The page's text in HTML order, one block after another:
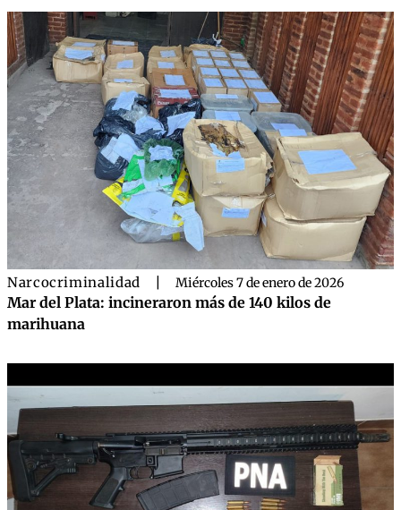
Narcocriminalidad Miércoles 7 de enero de 2026
Mar del Plata: incineraron más de 140 kilos de
marihuana